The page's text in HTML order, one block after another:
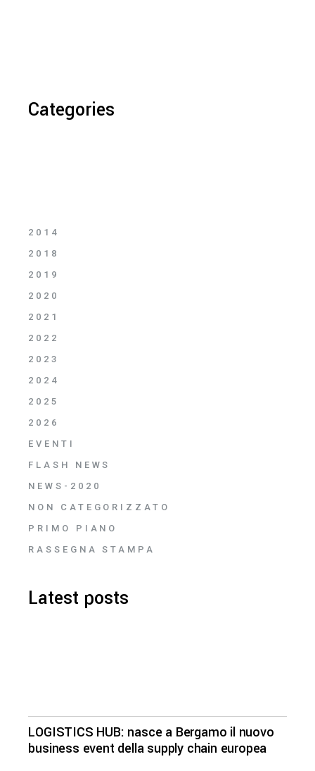
Categories
2014
2018
2019
2020
2021
2022
2023
2024
2025
2026
EVENTI
FLASH NEWS
NEWS-2020
NON CATEGORIZZATO
PRIMO PIANO
RASSEGNA STAMPA
Latest posts
LOGISTICS HUB: nasce a Bergamo il nuovo
business event della supply chain europea